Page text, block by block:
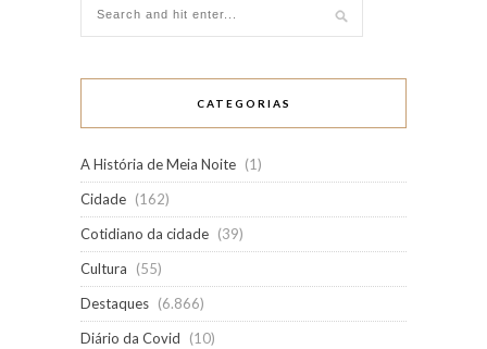
CATEGORIAS
A História de Meia Noite (1)
Cidade (162)
Cotidiano da cidade (39)
Cultura
(55)
Destaques (6.866)
Diário da Covid
(10)